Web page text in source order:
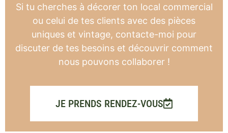
Si tu cherches à décorer ton local commercial
ou celui de tes clients avec des pièces
uniques et vintage, contacte-moi pour
discuter de tes besoins et découvrir comment
nous pouvons collaborer !
JE PRENDS RENDEZ-VOUS